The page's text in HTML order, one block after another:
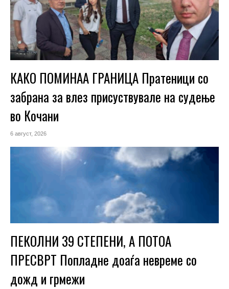
КАКО ПОМИНАА ГРАНИЦА Пратеници со
забрана за влез присуствувале на судење
во Кочани
6 август, 2026
ПЕКОЛНИ 39 СТЕПЕНИ, А ПОТОА
ПРЕСВРТ Попладне доаѓа невреме со
дожд и грмежи